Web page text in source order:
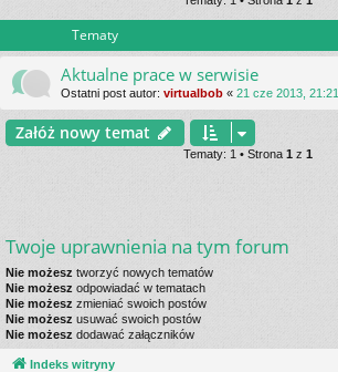
Tematy
Aktualne prace w serwisie
Ostatni post autor: virtualbob « 21 cze 2013, 21:21
Załóż nowy temat
Tematy: 1 • Strona 1 z 1
Twoje uprawnienia na tym forum
Nie możesz tworzyć nowych tematów
Nie możesz odpowiadać w tematach
Nie możesz zmieniać swoich postów
Nie możesz usuwać swoich postów
Nie możesz dodawać załączników
Indeks witryny